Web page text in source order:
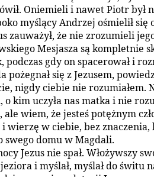
Oniemieli i nawet Piotr był
myślący Andrzej ośmielił się
zauważył, że nie zrozumieli
Mesjasza są kompletnie
podczas gdy on spacerował i
pożegnał się z Jezusem,
nigdy ciebie nie rozumiałem.
o kim uczyła nas matka i nie
wiem, że jesteś potężnym
wierzę w ciebie, bez znaczenia,
swego domu w Magdali.
Jezus nie spał. Włożywszy
i myślał, myślał do świtu